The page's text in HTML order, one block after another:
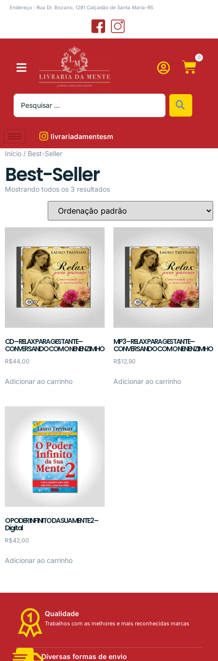
Endereço : Rua Dr. Bozano, 1281 Calçadão de Santa Maria-RS
0
livrariadamentesm
Início / Best-Seller
Best-Seller
Mostrando todos os 3 resultados
CD – RELAX PARA GESTANTE –
CONVERSANDO COM O NENENZIMHO
R$44,00
Adicionar ao carrinho
MP3 – RELAX PARA GESTANTE –
CONVERSANDO COM O NENENZIMHO
R$12,90
Adicionar ao carrinho
O PODER INFINITO DA SUA MENTE 2 –
Digital
R$42,00
Adicionar ao carrinho
Qualidade
Trabalhos com as melhores e mais reconhecidas marcas
Diversas formas de envio